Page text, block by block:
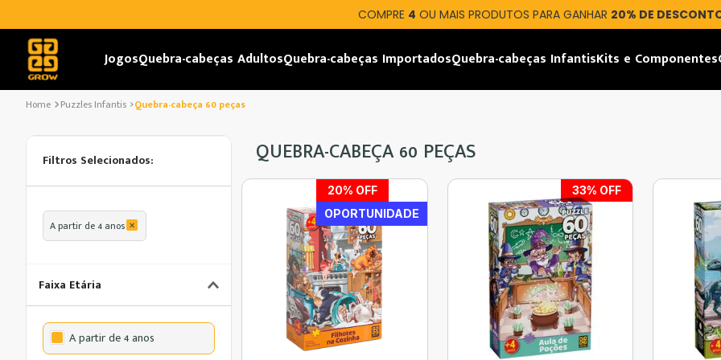
COMPRE 4 OU MAIS PRODUTOS PARA GANHAR 20% DE
JogosQuebra-cabeças AdultosQuebra-cabeças ImportadosQuebra-cabeças InfantisKits e Componentes
Puzzles Infantis Quebra-cabeça 60 peças
A partir de 4 anos
Faixa Etária
A partir de 4 anos
QUEBRA-CABEÇA 60 PEÇAS
20% OFF
OPORTUNIDADE
33% OFF